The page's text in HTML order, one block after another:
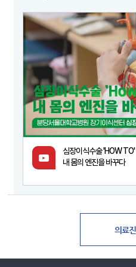
심장이식수술 'HOW TO'
내 몸의 엔진을 바꾸다